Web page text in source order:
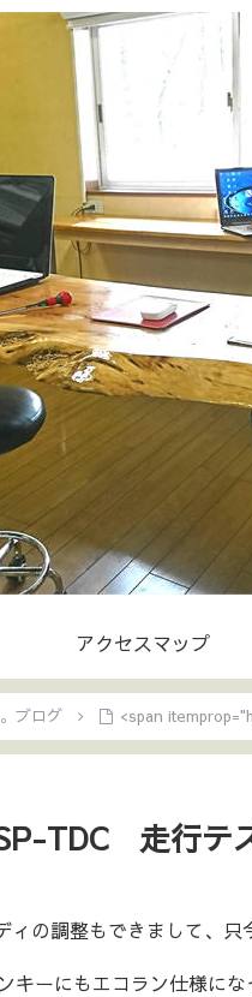
アクセスマップ
ブログ <span
TDC 走行テ
ィの調整もできまして、
キーにもエコラン仕様に